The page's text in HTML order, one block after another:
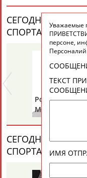
СЕГОДНЯ ДЕНЬ
СПОРТА (25
Роберт
МЕРКУЛОВ
СЕГОДНЯ ДЕНЬ
СПОРТА (2
Уважаемые
персоне,
ТЕКСТ
ИМЯ